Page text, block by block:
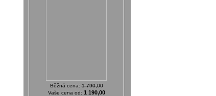
Běžná cena:1 790,00
Vaše cena od: 1 190,00